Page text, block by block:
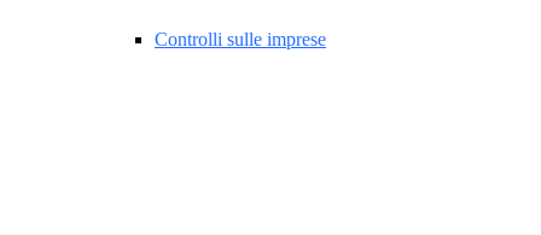
Controlli sulle imprese